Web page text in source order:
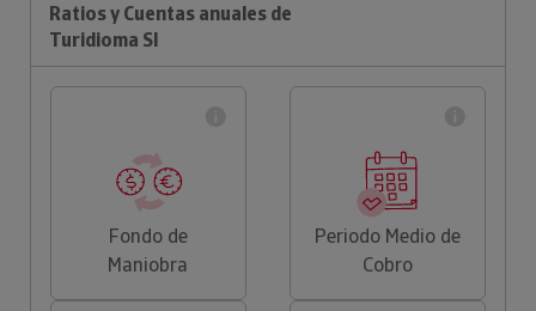
Ratios y Cuentas anuales de
Turidioma Sl
Fondo de
Maniobra
Periodo Medio de
Cobro